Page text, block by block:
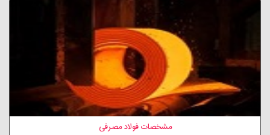
مشخصات فولاد مصرفی